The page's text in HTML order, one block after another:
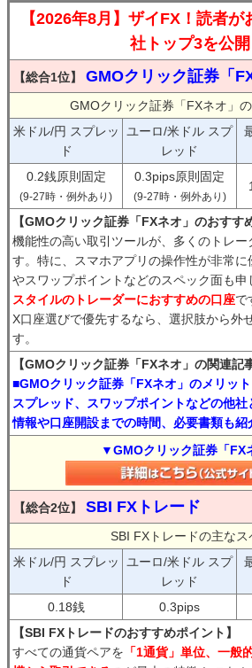
【2026年8月】ザイFX！読者
社トップ3を公開
【総合1位】 GMOクリック証券「
GMOクリック証券「FXネオ」
米ドル/円 スプレッ
ド
ユーロ/米ドル スプ
レッド
0.2銭原則固定
(9-27時・例外あり)
0.3pips原則固定
(9-27時・例外あり)
【GMOクリック証券「FXネオ」のおすす
機能性の高い取引ツールが、多くのトレー
す。特に、スマホアプリの操作性が非常に
やスワップポイントなどのスペック面も申
スタイルのトレーダーにおすすめの口座で
X口座選びで優先するなら、選択肢から外
す。
【GMOクリック証券「FXネオ」の関連記
■GMOクリック証券「FXネオ」のメリッ
スプレッド、スワップポイントなどの他
情報や口座開設までの時間、必要書類も紹
▼GMOクリック証券「FX
【総合2位】 SBI FXトレード
SBI FXトレードの主なス
米ドル/円 スプレッ
ド
ユーロ/米ドル スプ
レッド
0.18銭 0.3pips
【SBI FXトレードのおすすめポイント】
すべての通貨ペアを 「1通貨」単位、一般